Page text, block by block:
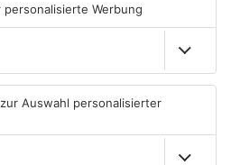
TOPNEWS